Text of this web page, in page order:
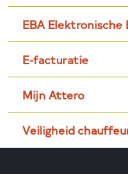
EBA
E-facturatie
Mijn Attero
Veiligheid